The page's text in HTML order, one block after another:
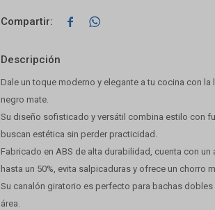
 
Descripción
Dale un toque moderno y elegante a tu cocina con la
negro mate.
Su diseño sofisticado y versátil combina estilo con
buscan estética sin perder practicidad.
Fabricado en ABS de alta durabilidad, cuenta con
hasta un 50%, evita salpicaduras y ofrece un chorro
Su canalón giratorio es perfecto para bachas
área.